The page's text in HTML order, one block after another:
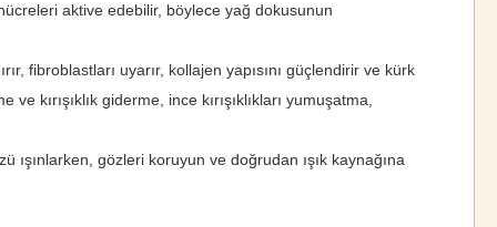
aktive edebilir, böylece yağ dokusunun
fibroblastları uyarır, kollajen yapısını güçlendirir ve kürk
kırışıklık giderme, ince kırışıklıkları yumuşatma,
gözleri koruyun ve doğrudan ışık kaynağına